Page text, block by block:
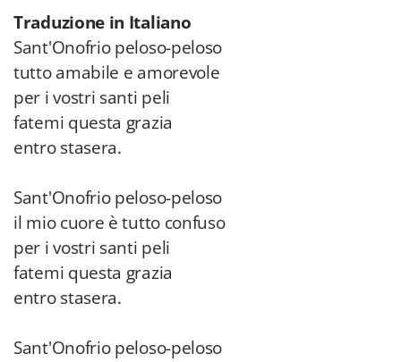
Traduzione in Italiano
Sant'Onofrio peloso-peloso
tutto amabile e amorevole
per i vostri santi peli
fatemi questa grazia
entro stasera.
Sant'Onofrio peloso-peloso
il mio cuore è tutto confuso
per i vostri santi peli
fatemi questa grazia
entro stasera.
Sant'Onofrio peloso-peloso